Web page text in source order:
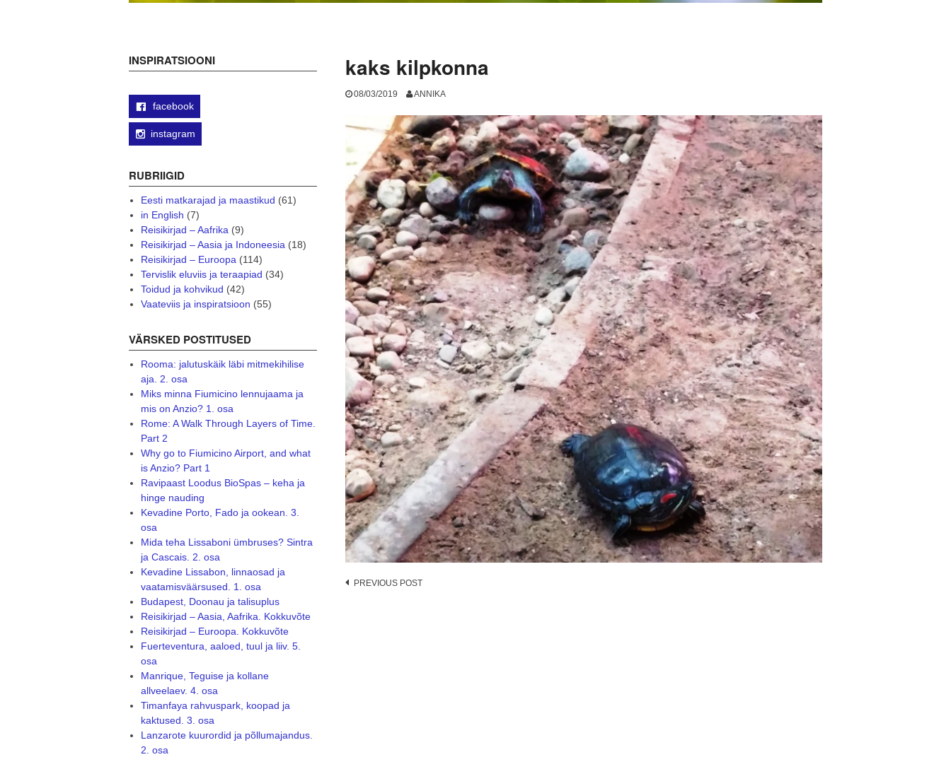
kaks kilpkonna
08/03/2019 ANNIKA
Post
PREVIOUS POST
INSPIRATSIOONI
facebook
instagram
RUBRIIGID
Eesti matkarajad ja maastikud (61)
in English (7)
Reisikirjad – Aafrika(9)
Reisikirjad – Aasia ja Indoneesia(18)
Reisikirjad – Euroopa(114)
Tervislik eluviis ja teraapiad (34)
Toidud ja kohvikud (42)
Vaateviis ja inspiratsioon (55)
VÄRSKED POSTITUSED
Rooma: jalutuskäik läbi mitmekihilise
aja. 2. osa
Miks minna Fiumicino lennujaama ja
mis on Anzio? 1. osa
Rome: A Walk Through Layers of Time.
Part 2
Why go to Fiumicino Airport, and what
is Anzio? Part 1
Ravipaast Loodus BioSpas – keha ja
hinge nauding
Kevadine Porto, Fado ja ookean. 3.
osa
Mida teha Lissaboni ümbruses? Sintra
ja Cascais. 2. osa
Kevadine Lissabon, linnaosad ja
vaatamisväärsused. 1. osa
Budapest, Doonau ja talisuplus
Reisikirjad – Aasia, Aafrika. Kokkuvõte
Reisikirjad – Euroopa. Kokkuvõte
Fuerteventura, aaloed, tuul ja liiv. 5.
osa
Manrique, Teguise ja kollane
allveelaev. 4. osa
Timanfaya rahvuspark, koopad ja
kaktused. 3. osa
Lanzarote kuurordid ja põllumajandus.
2. osa